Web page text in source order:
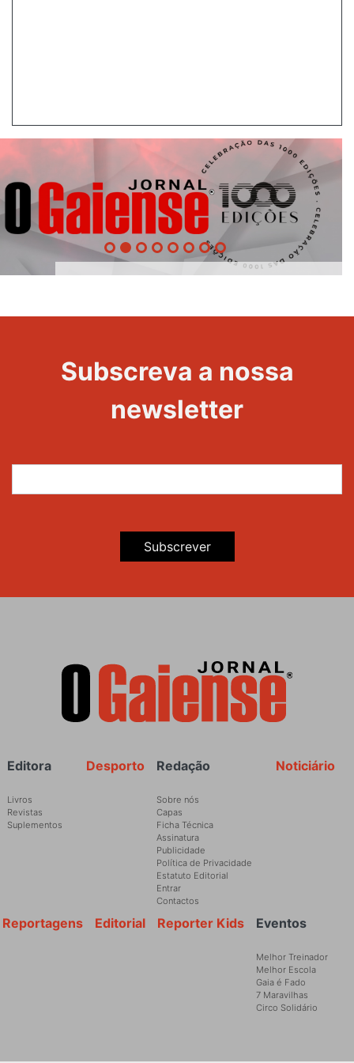
Evento
Subscreva a nossa
newsletter
Subscrever
Rodapé Noticiário
Redação
Sobre nós
Capas
Ficha Técnica
Assinatura
Publicidade
Política de Privacidade
Estatuto Editorial
Entrar
Contactos
Desporto
Editora
Livros
Revistas
Suplementos
Eventos
Melhor Treinador
Melhor Escola
Gaia é Fado
7 Maravilhas
Circo Solidário
Reporter Kids
Editorial
Reportagens